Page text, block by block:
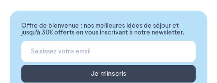
Offre de bienvenue : nos meilleures idées de séjour et
jusqu'à 30€ offerts en vous inscrivant à notre newsletter.
Je m'inscris